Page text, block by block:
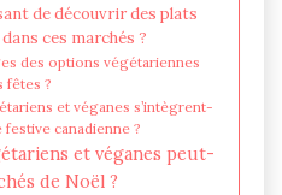
de découvrir des plats
ces marchés ?
des options végétariennes
fêtes ?
et véganes s’intègrent-
canadienne ?
et véganes peut-
de Noël ?